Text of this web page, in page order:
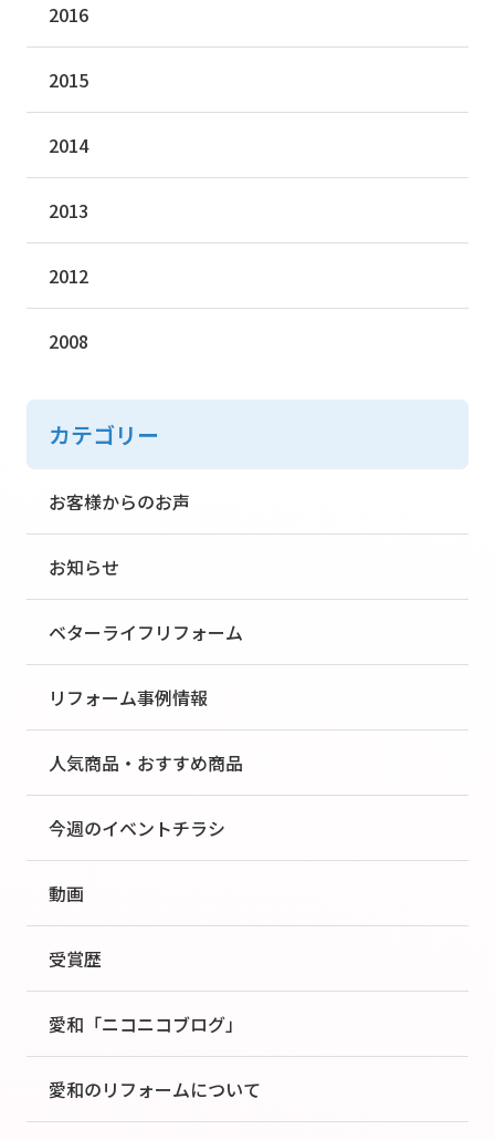
2016
2015
2014
2013
2012
2008
カテゴリー
お客様からのお声
お知らせ
ベターライフリフォーム
リフォーム事例情報
人気商品・おすすめ商品
今週のイベントチラシ
動画
受賞歴
愛和「ニコニコブログ」
愛和のリフォームについて